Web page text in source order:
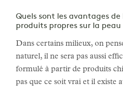
Quels sont les avantages
produits propres sur la peau
Dans certains milieux, on
naturel, il ne sera pas aussi
formulé à partir de produits
pas que ce soit vrai et il existe